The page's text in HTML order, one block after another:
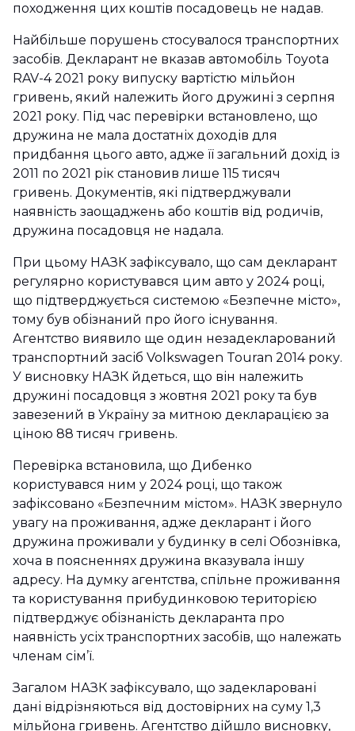
походження цих коштів посадовець не надав.
Найбільше порушень стосувалося транспортних
засобів. Декларант не вказав автомобіль Toyota
RAV-4 2021 року випуску вартістю мільйон
гривень, який належить його дружині з серпня
2021 року. Під час перевірки встановлено, що
дружина не мала достатніх доходів для
придбання цього авто, адже її загальний дохід із
2011 по 2021 рік становив лише 115 тисяч
гривень. Документів, які підтверджували
наявність заощаджень або коштів від родичів,
дружина посадовця не надала.
При цьому НАЗК зафіксувало, що сам декларант
регулярно користувався цим авто у 2024 році,
що підтверджується системою «Безпечне місто»,
тому був обізнаний про його існування.
Агентство виявило ще один незадекларований
транспортний засіб Volkswagen Touran 2014 року.
У висновку НАЗК йдеться, що він належить
дружині посадовця з жовтня 2021 року та був
завезений в Україну за митною декларацією за
ціною 88 тисяч гривень.
Перевірка встановила, що Дибенко
користувався ним у 2024 році, що також
зафіксовано «Безпечним містом». НАЗК звернуло
увагу на проживання, адже декларант і його
дружина проживали у будинку в селі Обознівка,
хоча в поясненнях дружина вказувала іншу
адресу. На думку агентства, спільне проживання
та користування прибудинковою територією
підтверджує обізнаність декларанта про
наявність усіх транспортних засобів, що належать
членам сім’ї.
Загалом НАЗК зафіксувало, що задекларовані
дані відрізняються від достовірних на суму 1,3
мільйона гривень. Агентство дійшло висновку,